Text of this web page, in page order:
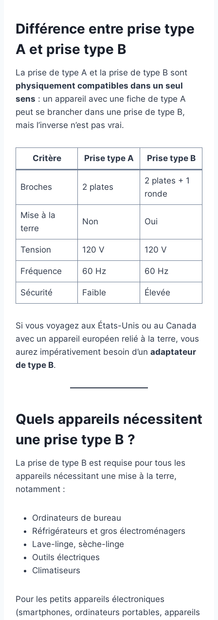
Différence entre prise type
A et prise type B
La prise de type A et la prise de type B sont
physiquement compatibles dans un seul
sens : un appareil avec une fiche de type A
peut se brancher dans une prise de type B,
mais l’inverse n’est pas vrai.
Critère Prise type A Prise type B
Broches 2 plates
2 plates + 1
ronde
Mise à la
terre
Non Oui
Tension 120 V 120 V
Fréquence 60 Hz 60 Hz
Sécurité Faible Élevée
Si vous voyagez aux États-Unis ou au Canada
avec un appareil européen relié à la terre, vous
aurez impérativement besoin d’un adaptateur
de type B.
Quels appareils nécessitent
une prise type B ?
La prise de type B est requise pour tous les
appareils nécessitant une mise à la terre,
notamment :
Ordinateurs de bureau
Réfrigérateurs et gros électroménagers
Lave-linge, sèche-linge
Outils électriques
Climatiseurs
Pour les petits appareils électroniques
(smartphones, ordinateurs portables, appareils